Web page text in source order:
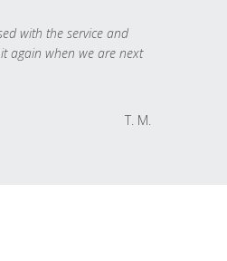
with the service and
again when we are next
T. M.